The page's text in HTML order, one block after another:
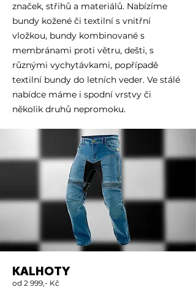
značek, střihů a materiálů. Nabízíme
bundy kožené či textilní s vnitřní
vložkou, bundy kombinované s
membránami proti větru, dešti, s
různými vychytávkami, popřípadě
textilní bundy do letních veder. Ve stálé
nabídce máme i spodní vrstvy či
několik druhů nepromoku.
KALHOTY
od 2 999,- Kč